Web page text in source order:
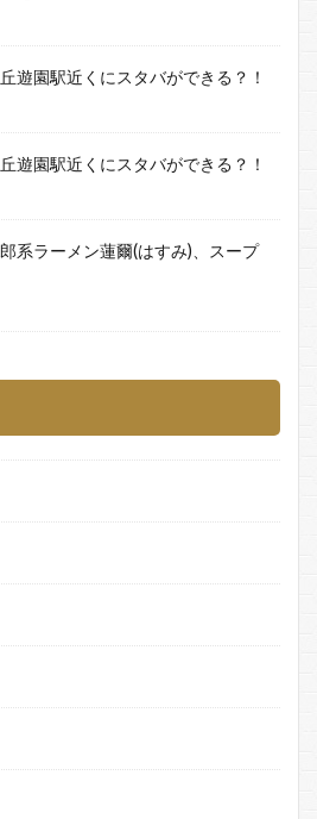
遊園駅近くにスタバができる？！
遊園駅近くにスタバができる？！
系ラーメン蓮爾(はすみ)、スープ